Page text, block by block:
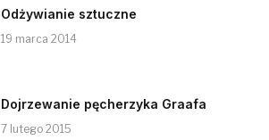
Odżywianie sztuczne
19 marca 2014
Dojrzewanie pęcherzyka Graafa
7 lutego 2015